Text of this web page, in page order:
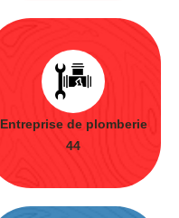
Entreprise de plomberie
44